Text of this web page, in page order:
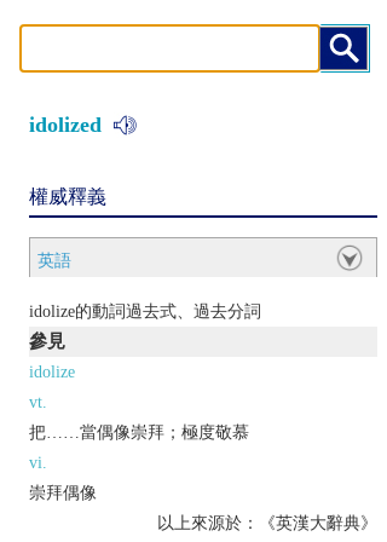
idolized
權威釋義
英語
idolize的動詞過去式、過去分詞
參見
idolize
vt.
把……當偶像崇拜；極度敬慕
vi.
崇拜偶像
以上來源於：《英漢大辭典》